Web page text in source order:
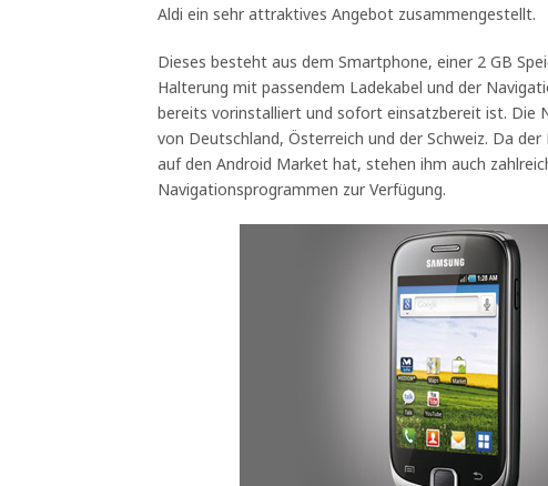
Aldi ein sehr attraktives Angebot zusammengestellt.
Dieses besteht aus dem Smartphone, einer 2 GB
Halterung mit passendem Ladekabel und der
bereits vorinstalliert und sofort einsatzbereit ist. Die
von Deutschland, Österreich und der Schweiz. Da
auf den Android Market hat, stehen ihm auch
Navigationsprogrammen zur Verfügung.